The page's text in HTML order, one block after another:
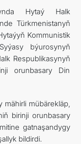
Hytaý Halk
Türkmenistanyň
Kommunistik
býurosynyň
Respublikasynyň
orunbasary Din
mähirli mübärekläp,
birinji orunbasary
gatnaşandygy
bildirdi.